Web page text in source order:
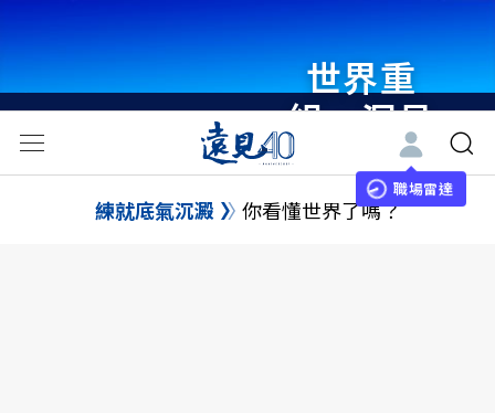
世界重
組・洞見
未來 與
世界領袖
職場雷達
練就底氣沉澱 你看懂世界了嗎？